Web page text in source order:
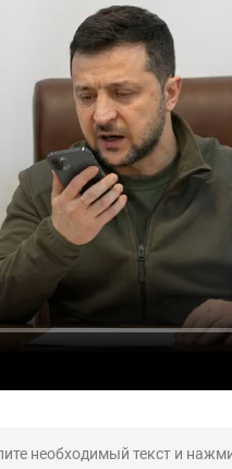
необходимый текст и